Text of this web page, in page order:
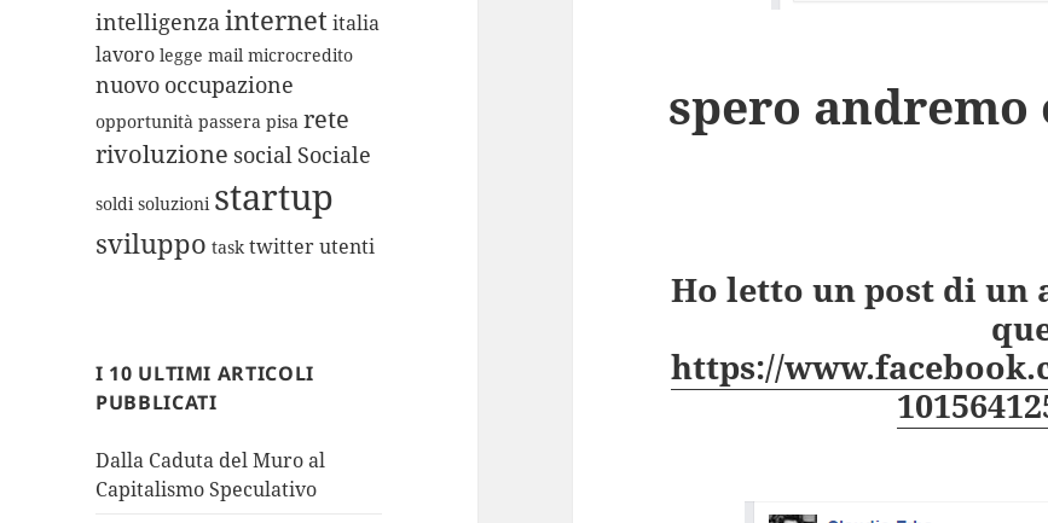
intelligenzainternetitalia
lavoro legge mail microcredito
nuovo occupazione
opportunità passera pisa rete
rivoluzione social Sociale
soldi soluzioni startup
sviluppo task twitterutenti
I 10 ULTIMI ARTICOLI
PUBBLICATI
Dalla Caduta del Muro al
Capitalismo Speculativo
spero andremo
Ho letto un post di un
https://